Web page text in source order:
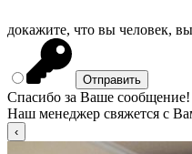
докажите, что вы человек,
Спасибо за Ваше сообщение!
Наш менеджер свяжется с